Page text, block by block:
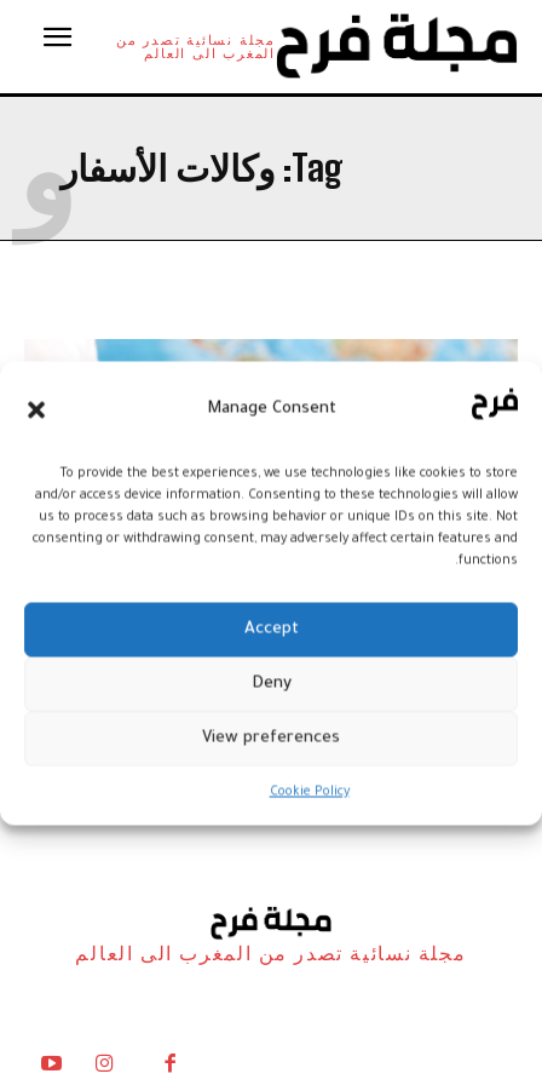
Manage Consent
To provide the best experiences, we use technologies like cookies to store
and/or access device information. Consenting to these technologies will allow
us to process data such as browsing behavior or unique IDs on this site. Not
consenting or withdrawing consent, may adversely affect certain features and
functions.
Accept
Deny
View preferences
Cookie Policy
مجلة نسائية تصدر من
المغرب الى العالم
Tag: وكالات الأسفارو
محمد الهيثمي : وكالات أسفار مزيفة
مجلة نسائية تصدر من المغرب الى العالم